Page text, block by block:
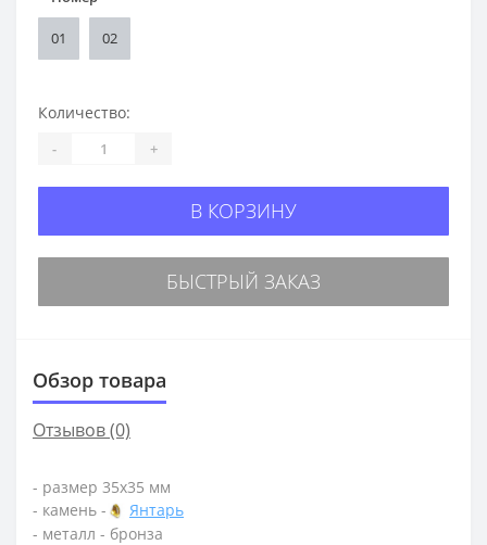
01 02
Количество:
- +
В КОРЗИНУ
БЫСТРЫЙ ЗАКАЗ
Обзор товара
Отзывов (0)
- размер 35х35 мм
- камень -
Янтарь
- металл - бронза